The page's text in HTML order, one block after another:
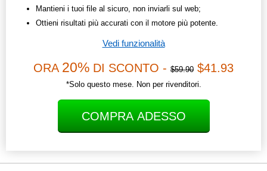
Mantieni i tuoi file al sicuro, non inviarli sul web;
Ottieni risultati più accurati con il motore più potente.
Vedi funzionalità
ORA 20% DI SCONTO - $59.90 $41.93
*Solo questo mese. Non per rivenditori.
COMPRA ADESSO